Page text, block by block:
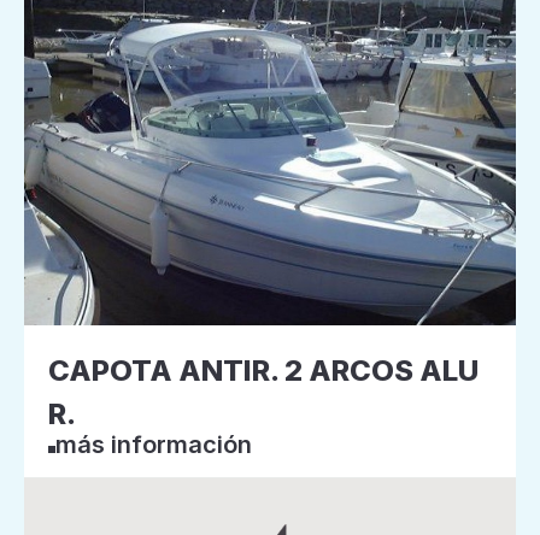
CAPOTA ANTIR. 2 ARCOS ALU
R.
más información